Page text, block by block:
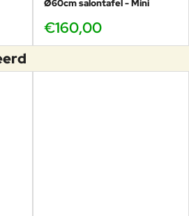
Ø60cm salontafel - Mini
€160,00